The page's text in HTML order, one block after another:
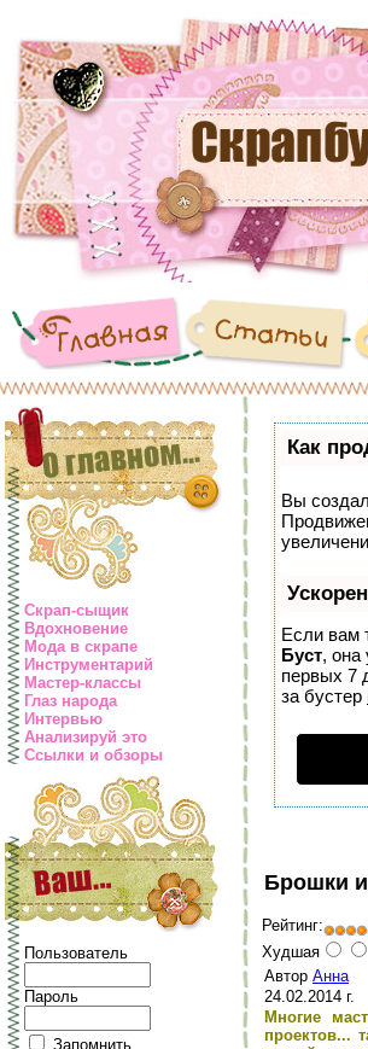
Скрап-сыщик
Вдохновение
Мода в скрапе
Инструментарий
Мастер-классы
Глаз народа
Интервью
Анализируй это
Ссылки и обзоры
Пользователь
Пароль
Запомнить
Как
Вы
Если вам
Буст, она
первых 7
за бустер
Брошки
Рейтинг:
Худшая
Автор Анна
24.02.2014 г.
Многие
проектов...